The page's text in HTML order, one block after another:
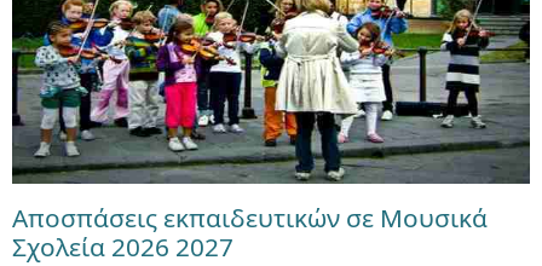
Αποσπάσεις εκπαιδευτικών σε Μουσικά
Σχολεία 2026 2027